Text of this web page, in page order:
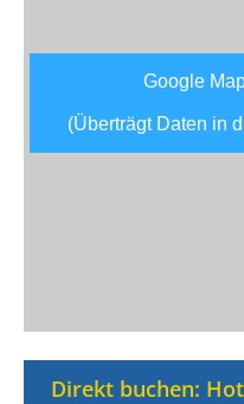
Google
(Überträgt Daten in
Direkt buchen: